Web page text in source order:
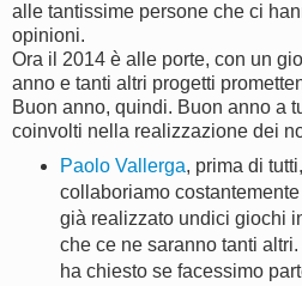
alle tantissime persone che ci
opinioni.
Ora il 2014 è alle porte, con un
anno e tanti altri progetti
Buon anno, quindi. Buon anno a
coinvolti nella realizzazione dei
Paolo Vallerga, prima di
collaboriamo
già realizzato undici giochi
che ce ne saranno tanti
ha chiesto se facessimo